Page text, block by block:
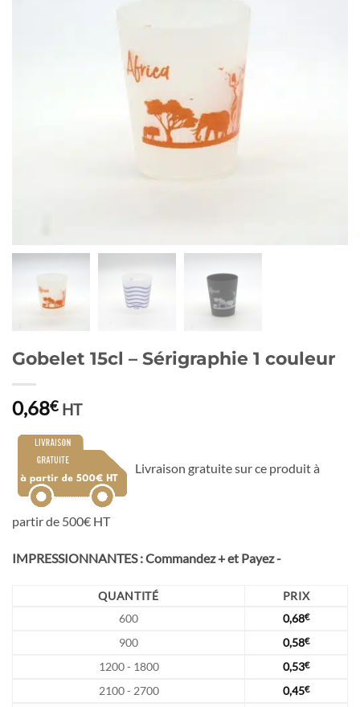
Gobelet 15cl – Sérigraphie 1 couleur
0,68€ HT
Livraison gratuite sur ce produit à
partir de 500€ HT
IMPRESSIONNANTES : Commandez + et Payez -
QUANTITÉ
PRIX
600
0,68€
900 0,58€
1200 - 1800 0,53€
2100 - 2700 0,45€